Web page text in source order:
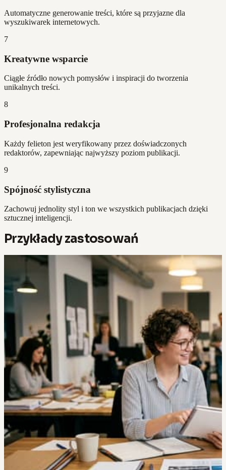
Automatyczne generowanie treści, które są przyjazne dla
wyszukiwarek internetowych.
7
Kreatywne wsparcie
Ciągłe źródło nowych pomysłów i inspiracji do tworzenia
unikalnych treści.
8
Profesjonalna redakcja
Każdy felieton jest weryfikowany przez doświadczonych
redaktorów, zapewniając najwyższy poziom publikacji.
9
Spójność stylistyczna
Zachowuj jednolity styl i ton we wszystkich publikacjach dzięki
sztucznej inteligencji.
Przykłady zastosowań